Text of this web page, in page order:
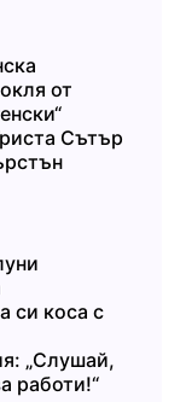
от
Сътър
си коса с
„Слушай,
работи!“